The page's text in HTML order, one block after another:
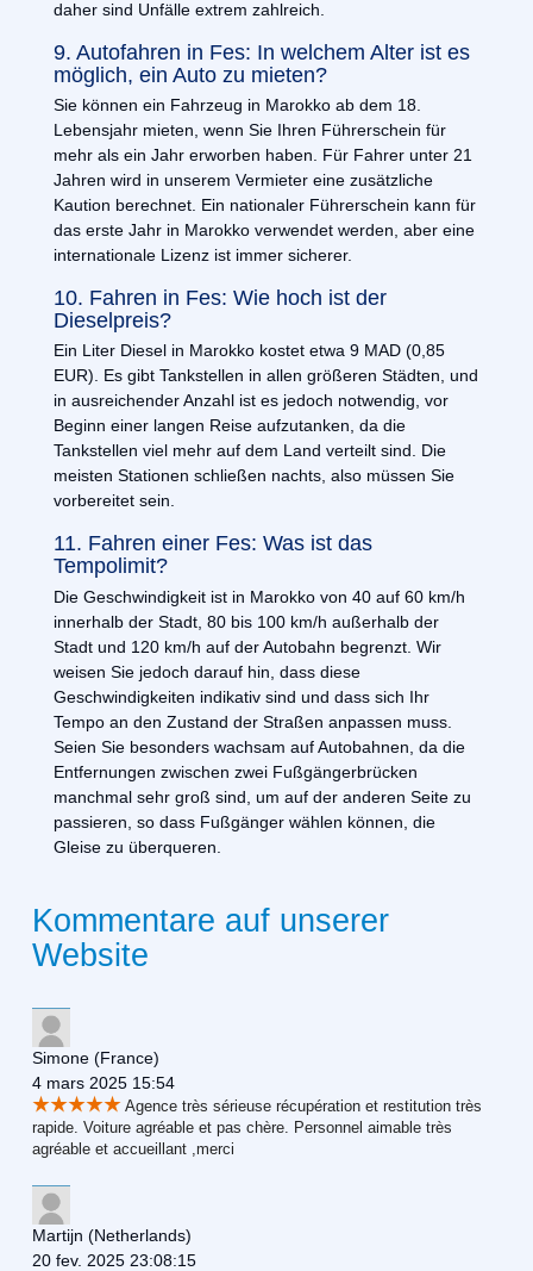
daher sind Unfälle extrem zahlreich.
9. Autofahren in Fes: In welchem Alter ist es
möglich, ein Auto zu mieten?
Sie können ein Fahrzeug in Marokko ab dem 18.
Lebensjahr mieten, wenn Sie Ihren Führerschein für
mehr als ein Jahr erworben haben. Für Fahrer unter 21
Jahren wird in unserem Vermieter eine zusätzliche
Kaution berechnet. Ein nationaler Führerschein kann für
das erste Jahr in Marokko verwendet werden, aber eine
internationale Lizenz ist immer sicherer.
10. Fahren in Fes: Wie hoch ist der
Dieselpreis?
Ein Liter Diesel in Marokko kostet etwa 9 MAD (0,85
EUR). Es gibt Tankstellen in allen größeren Städten, und
in ausreichender Anzahl ist es jedoch notwendig, vor
Beginn einer langen Reise aufzutanken, da die
Tankstellen viel mehr auf dem Land verteilt sind. Die
meisten Stationen schließen nachts, also müssen Sie
vorbereitet sein.
11. Fahren einer Fes: Was ist das
Tempolimit?
Die Geschwindigkeit ist in Marokko von 40 auf 60 km/h
innerhalb der Stadt, 80 bis 100 km/h außerhalb der
Stadt und 120 km/h auf der Autobahn begrenzt. Wir
weisen Sie jedoch darauf hin, dass diese
Geschwindigkeiten indikativ sind und dass sich Ihr
Tempo an den Zustand der Straßen anpassen muss.
Seien Sie besonders wachsam auf Autobahnen, da die
Entfernungen zwischen zwei Fußgängerbrücken
manchmal sehr groß sind, um auf der anderen Seite zu
passieren, so dass Fußgänger wählen können, die
Gleise zu überqueren.
Kommentare auf unserer
Website
Simone (France)
4 mars 2025 15:54
Agence très sérieuse récupération et restitution très
rapide. Voiture agréable et pas chère. Personnel aimable très
agréable et accueillant ,merci
Martijn (Netherlands)
20 fev. 2025 23:08:15